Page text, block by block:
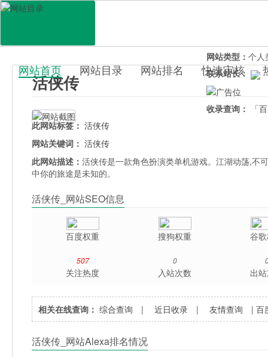
百科目录
网站首页 网站目录 网站排名 快速审核
活侠传
网站类型： 个人
联系站长：
收录查询：
「
此网站标签： 活侠传
网站关键词： 活侠传
此网站描述：活侠传是一款角色扮演类单机游戏。江湖动荡,不
中你的旅途是未知的。
活侠传_网站SEO信息
百度权重 搜狗权重 谷
507
关注热度
0
入站次数 出
相关在线查询： 综合查询 |近日收录 |友情查询 |百
活侠传_网站Alexa排名情况